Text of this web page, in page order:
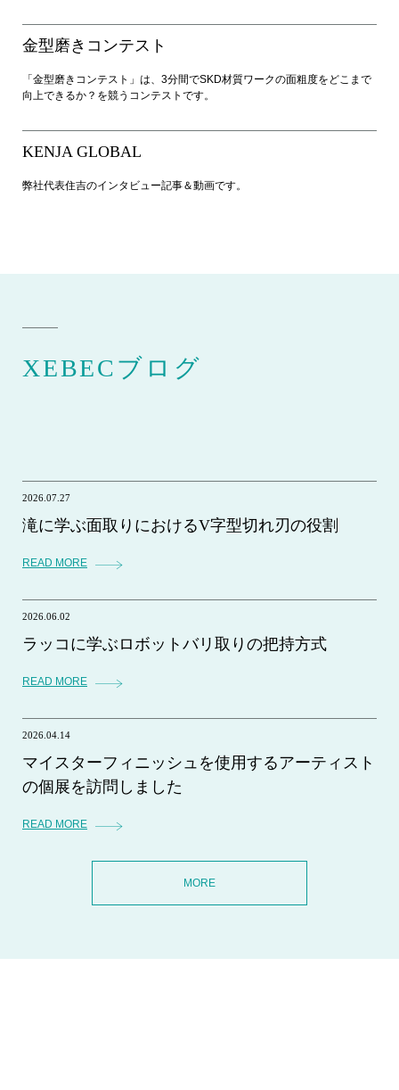
金型磨きコンテスト
「金型磨きコンテスト」は、3分間でSKD材質ワークの面粗度をどこまで
向上できるか？を競うコンテストです。
KENJA GLOBAL
弊社代表住吉のインタビュー記事＆動画です。
XEBECブログ
2026.07.27
滝に学ぶ面取りにおけるV字型切れ刃の役割
READ MORE
2026.06.02
ラッコに学ぶロボットバリ取りの把持方式
READ MORE
2026.04.14
マイスターフィニッシュを使用するアーティスト
の個展を訪問しました
READ MORE
MORE